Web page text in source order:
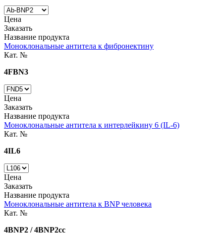
Цена
Заказать
Название продукта
Моноклональные антитела к фибронектину
Кат. №
4FBN3
Цена
Заказать
Название продукта
Моноклональные антитела к интерлейкину 6 (IL-6)
Кат. №
4IL6
Цена
Заказать
Название продукта
Моноклональные антитела к BNP человека
Кат. №
4BNP2 / 4BNP2cc